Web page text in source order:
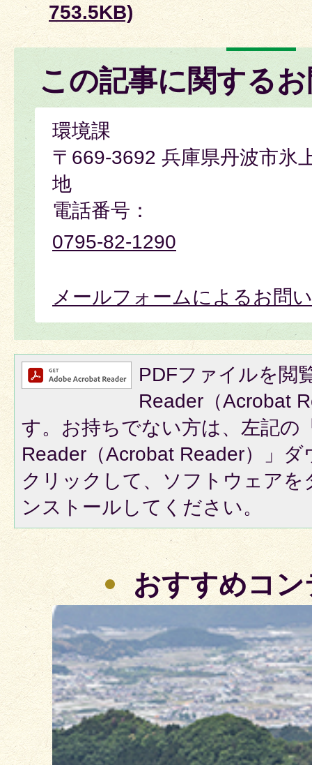
753.5KB)
この記事に関する
環境課
〒669-3692 兵庫県丹波市氷
地
電話番号：
0795-82-1290
メールフォームによるお問
PDFファイルを閲
Reader（Acrobat
す。お持ちでない方は、左記の
Reader（Acrobat Reader）」
クリックして、ソフトウェア
ンストールしてください。
おすすめコ
2
枚
目
の